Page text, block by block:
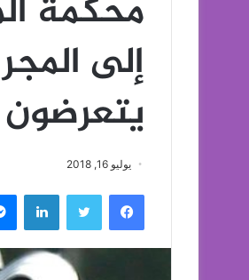
محكمة
إلى
يتعرضون
يوليو 16, 2018
فيسبوك تويتر